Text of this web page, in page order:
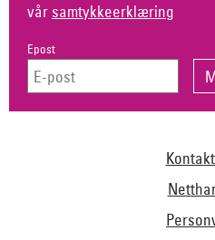
vår samtykkeerklæring
Epost